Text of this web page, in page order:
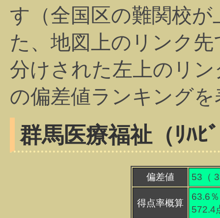
す（全国区の難関校
た、地図上のリンク
分けされた左上のリ
の偏差値ランキング
群馬医療福祉（ﾘﾊﾋ
偏差値 53（ 3
得点率概算
63.6％
572.4